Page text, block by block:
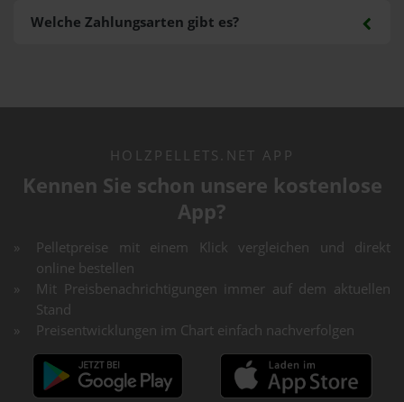
Welche Zahlungsarten gibt es?
HOLZPELLETS.NET APP
Kennen Sie schon unsere kostenlose
App?
Pelletpreise mit einem Klick vergleichen und direkt
online bestellen
Mit Preisbenachrichtigungen immer auf dem aktuellen
Stand
Preisentwicklungen im Chart einfach nachverfolgen